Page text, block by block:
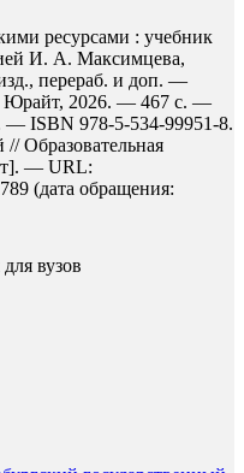
ресурсами : учебник
И. А. Максимцева,
перераб. и доп. —
Юрайт, 2026. — 467 с. —
— ISBN 978-5-534-99951-8.
Образовательная
— URL:
(дата обращения:
вузов